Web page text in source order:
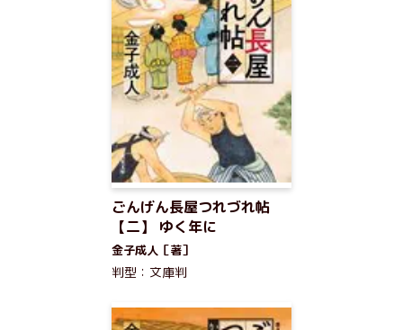
ごんげん長屋つれづれ帖
【二】 ゆく年に
金子成人［著］
判型：文庫判